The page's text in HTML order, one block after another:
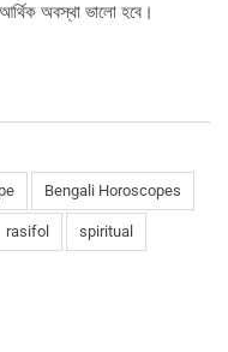
অবস্থা ভালো হবে।
Bengali Horoscopes
rasifol spiritual